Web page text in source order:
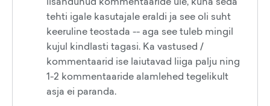
tehti igale kasutajale eraldi ja see oli suht
keeruline teostada -- aga see tuleb mingil
kujul kindlasti tagasi. Ka vastused /
kommentaarid ise laiutavad liiga palju ning
1-2 kommentaaride alamlehed tegelikult
asja ei paranda.